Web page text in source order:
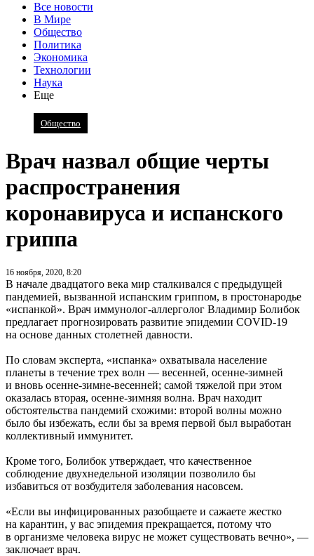
Все новости
В Мире
Общество
Политика
Экономика
Технологии
Наука
Еще
Общество
Врач назвал общие черты
распространения
коронавируса и испанского
гриппа
16 ноября, 2020, 8:20
В начале двадцатого века мир сталкивался с предыдущей
пандемией, вызванной испанским гриппом, в простонародье
«испанкой». Врач иммунолог-аллерголог Владимир Болибок
предлагает прогнозировать развитие эпидемии COVID-19
на основе данных столетней давности.
По словам эксперта, «испанка» охватывала население
планеты в течение трех волн — весенней, осенне-зимней
и вновь осенне-зимне-весенней; самой тяжелой при этом
оказалась вторая, осенне-зимняя волна. Врач находит
обстоятельства пандемий схожими: второй волны можно
было бы избежать, если бы за время первой был выработан
коллективный иммунитет.
Кроме того, Болибок утверждает, что качественное
соблюдение двухнедельной изоляции позволило бы
избавиться от возбудителя заболевания насовсем.
«Если вы инфицированных разобщаете и сажаете жестко
на карантин, у вас эпидемия прекращается, потому что
в организме человека вирус не может существовать вечно», —
заключает врач.